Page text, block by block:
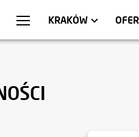
KRAKÓW
WARSZAWA
MIESZKANIA